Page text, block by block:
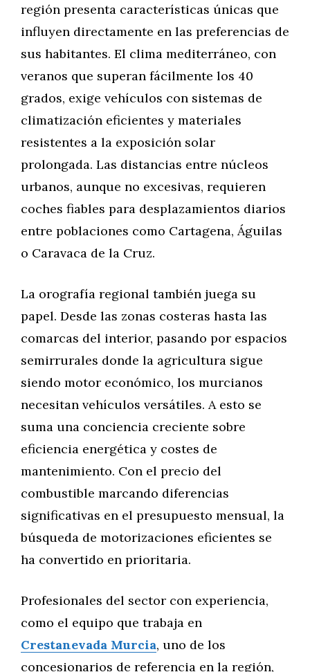
región presenta características únicas que
influyen directamente en las preferencias de
sus habitantes. El clima mediterráneo, con
veranos que superan fácilmente los 40
grados, exige vehículos con sistemas de
climatización eficientes y materiales
resistentes a la exposición solar
prolongada. Las distancias entre núcleos
urbanos, aunque no excesivas, requieren
coches fiables para desplazamientos diarios
entre poblaciones como Cartagena, Águilas
o Caravaca de la Cruz.
La orografía regional también juega su
papel. Desde las zonas costeras hasta las
comarcas del interior, pasando por espacios
semirrurales donde la agricultura sigue
siendo motor económico, los murcianos
necesitan vehículos versátiles. A esto se
suma una conciencia creciente sobre
eficiencia energética y costes de
mantenimiento. Con el precio del
combustible marcando diferencias
significativas en el presupuesto mensual, la
búsqueda de motorizaciones eficientes se
ha convertido en prioritaria.
Profesionales del sector con experiencia,
como el equipo que trabaja en
Crestanevada Murcia, uno de los
concesionarios de referencia en la región,